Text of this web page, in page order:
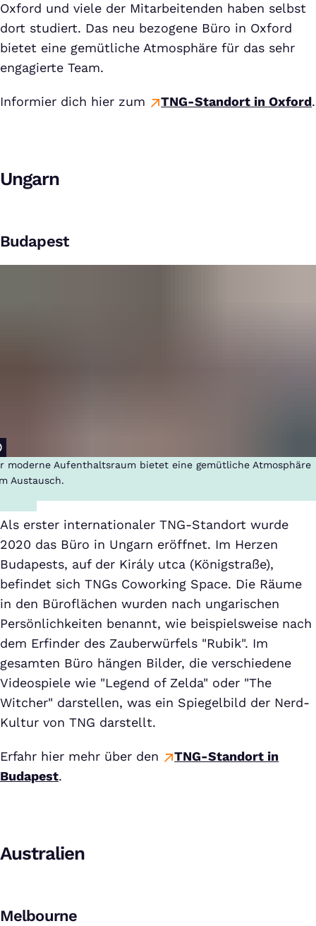
Oxford und viele der Mitarbeitenden haben selbst
dort studiert. Das neu bezogene Büro in Oxford
bietet eine gemütliche Atmosphäre für das sehr
engagierte Team.
Informier dich hier zum TNG-Standort in Oxford.
Ungarn
Budapest
moderne Aufenthaltsraum bietet eine gemütliche Atmosphäre
Austausch.
Als erster internationaler TNG-Standort wurde
2020 das Büro in Ungarn eröffnet. Im Herzen
Budapests, auf der Király utca (Königstraße),
befindet sich TNGs Coworking Space. Die Räume
in den Büroflächen wurden nach ungarischen
Persönlichkeiten benannt, wie beispielsweise nach
dem Erfinder des Zauberwürfels "Rubik". Im
gesamten Büro hängen Bilder, die verschiedene
Videospiele wie "Legend of Zelda" oder "The
Witcher" darstellen, was ein Spiegelbild der Nerd-
Kultur von TNG darstellt.
Erfahr hier mehr über den
TNG-Standort in
Budapest.
Australien
Melbourne